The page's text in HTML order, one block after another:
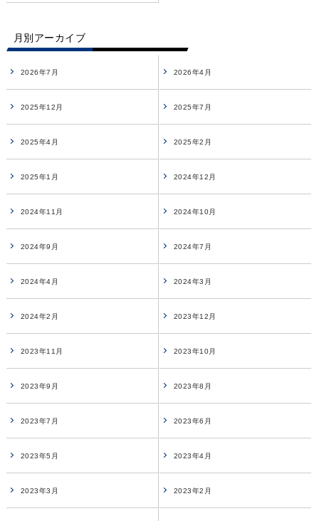
月別アーカイブ
2026年7月 2026年4月
2025年12月 2025年7月
2025年4月 2025年2月
2025年1月 2024年12月
2024年11月 2024年10月
2024年9月 2024年7月
2024年4月 2024年3月
2024年2月 2023年12月
2023年11月 2023年10月
2023年9月 2023年8月
2023年7月 2023年6月
2023年5月 2023年4月
2023年3月 2023年2月